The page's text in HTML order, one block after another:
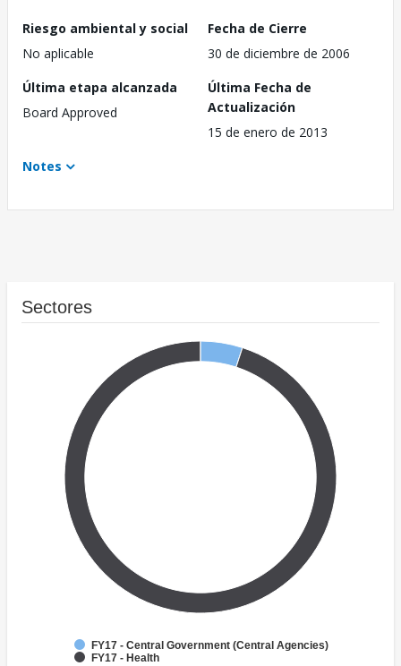
Riesgo ambiental y social
No aplicable
Fecha de Cierre
30 de diciembre de 2006
Última etapa alcanzada
Board Approved
Última Fecha de
Actualización
15 de enero de 2013
Notes
Sectores
FY17 - Central Government (Central Agencies)
FY17 - Health